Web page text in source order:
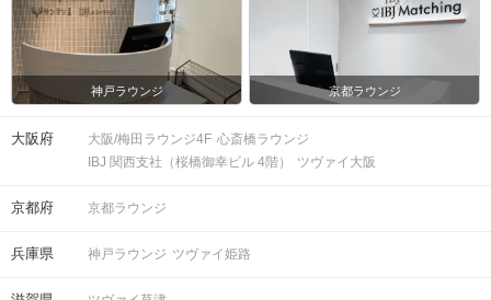
神戸ラウンジ 京都ラウンジ
大阪府 大阪/梅田ラウンジ4F 心斎橋ラウンジ
IBJ 関西支社（桜橋御幸ビル 4階）
ツヴァイ大阪
京都府 京都ラウンジ
兵庫県 神戸ラウンジ ツヴァイ姫路